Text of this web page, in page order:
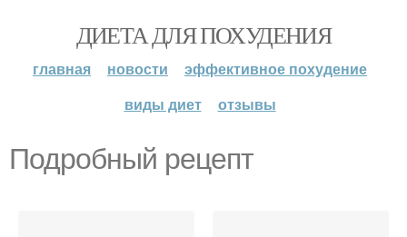
ДИЕТА ДЛЯ ПОХУДЕНИЯ
главная новости
эффективное похудение
виды диет
отзывы
Подробный рецепт